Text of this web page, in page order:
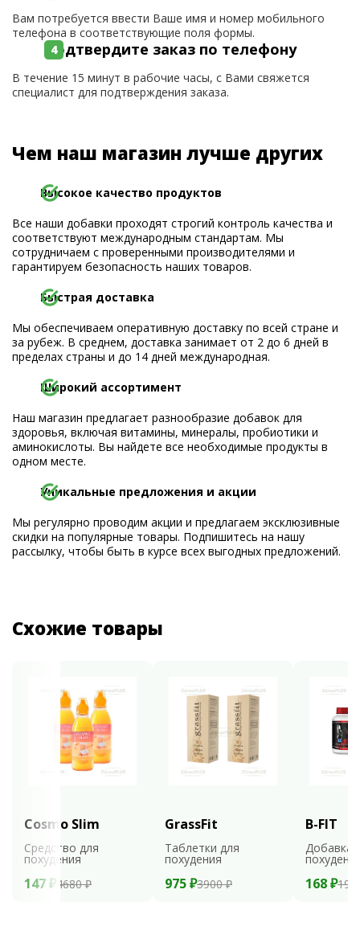
Вам потребуется ввести Ваше имя и номер мобильного
телефона в соответствующие поля формы.
Подтвердите заказ по телефону
В течение 15 минут в рабочие часы, с Вами свяжется
специалист для подтверждения заказа.
Чем наш магазин лучше других
Высокое качество продуктов
Все наши добавки проходят строгий контроль качества и
соответствуют международным стандартам. Мы
сотрудничаем с проверенными производителями и
гарантируем безопасность наших товаров.
Быстрая доставка
Мы обеспечиваем оперативную доставку по всей стране и
за рубеж. В среднем, доставка занимает от 2 до 6 дней в
пределах страны и до 14 дней международная.
Широкий ассортимент
Наш магазин предлагает разнообразие добавок для
здоровья, включая витамины, минералы, пробиотики и
аминокислоты. Вы найдете все необходимые продукты в
одном месте.
Уникальные предложения и акции
Мы регулярно проводим акции и предлагаем эксклюзивные
скидки на популярные товары. Подпишитесь на нашу
рассылку, чтобы быть в курсе всех выгодных предложений.
Схожие товары
Cosmo Slim
Средство для
похудения
147 ₽ 4680 ₽
GrassFit
Таблетки для
похудения
975 ₽3900 ₽
B-FIT
Добавка
168 ₽